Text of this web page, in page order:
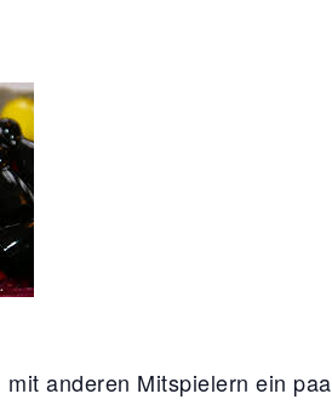
anderen Mitspielern ein